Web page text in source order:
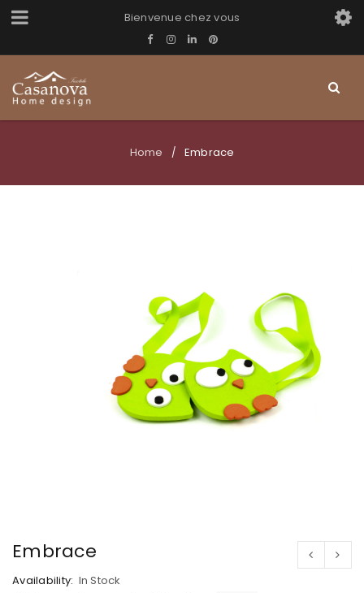
Bienvenue chez vous
Home / Embrace
Embrace
Availability: In Stock